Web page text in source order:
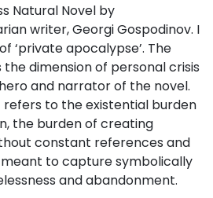
Natural Novel by
writer, Georgi Gospodinov. I
‘private apocalypse’. The
dimension of personal crisis
and narrator of the novel.
refers to the existential burden
the burden of creating
constant references and
meant to capture symbolically
and abandonment.